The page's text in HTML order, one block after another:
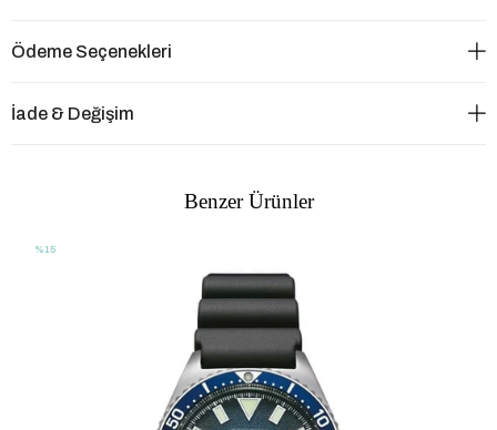
Ödeme Seçenekleri
İade & Değişim
Benzer Ürünler
%15